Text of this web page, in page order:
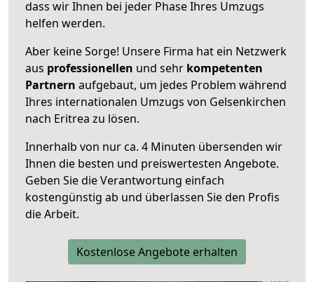
dass wir Ihnen bei jeder Phase Ihres Umzugs
helfen werden.
Aber keine Sorge! Unsere Firma hat ein Netzwerk
aus professionellen und sehr kompetenten
Partnern aufgebaut, um jedes Problem während
Ihres internationalen Umzugs von Gelsenkirchen
nach Eritrea zu lösen.
Innerhalb von nur ca. 4 Minuten übersenden wir
Ihnen die besten und preiswertesten Angebote.
Geben Sie die Verantwortung einfach
kostengünstig ab und überlassen Sie den Profis
die Arbeit.
Kostenlose Angebote erhalten